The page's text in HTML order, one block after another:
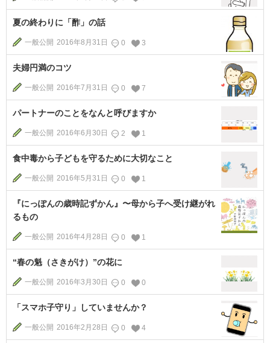
夏の終わりに「酢」の話
一般公開 2016年8月31日 0 3
夫婦円満のコツ
一般公開 2016年7月31日 0 7
パートナーのことをなんと呼びますか
一般公開 2016年6月30日 2 1
食中毒から子どもを守るために大切なこと
一般公開 2016年5月31日 0 1
『にっぽんの歳時記ずかん』〜母から子へ受け継がれ
るもの
一般公開 2016年4月28日 0 1
“春の魁（さきがけ）”の花に
一般公開 2016年3月30日 0 0
「スマホ子守り」していませんか？
一般公開 2016年2月28日 0 4